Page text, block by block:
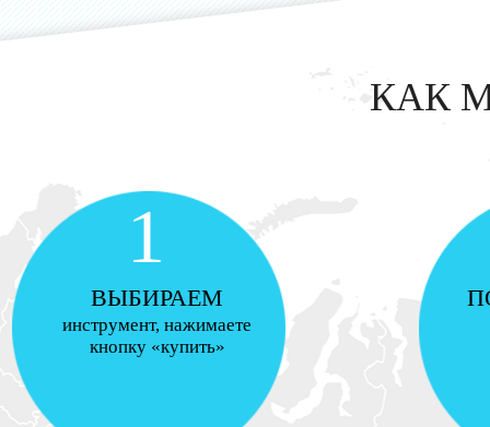
КАК
1
ВЫБИРАЕМ
инструмент, нажимаете
кнопку «купить»